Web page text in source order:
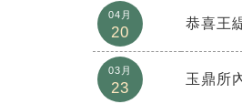
04月
20
恭喜王
03月
23
玉鼎所